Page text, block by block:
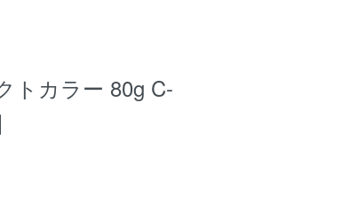
トカラー 80g C-